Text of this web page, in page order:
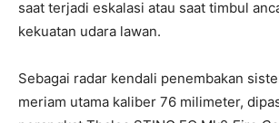
saat terjadi eskalasi atau saat timbul
kekuatan udara lawan.
Sebagai radar kendali penembakan
meriam utama kaliber 76 milimeter,